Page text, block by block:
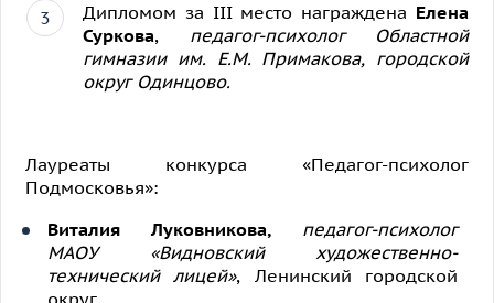
Дипломом за III место награждена Елена
Суркова, педагог-психолог Областной
гимназии им. Е.М. Примакова, городской
округ Одинцово.
Лауреаты конкурса «Педагог-психолог
Подмосковья»:
Виталия Луковникова,педагог-психолог
МАОУ «Видновский художественно-
технический лицей», Ленинский городской